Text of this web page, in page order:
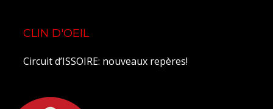
CLIN D'OEIL
Circuit d’ISSOIRE: nouveaux repères!